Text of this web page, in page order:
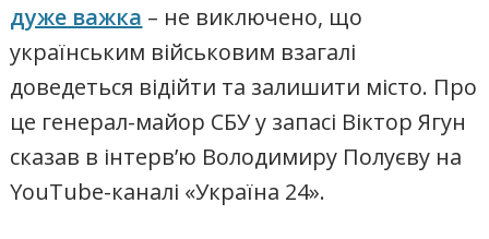
дуже важка – не виключено, що
українським військовим взагалі
доведеться відійти та залишити місто. Про
це генерал-майор СБУ у запасі Віктор Ягун
сказав в інтерв’ю Володимиру Полуєву на
YouTube-каналі «Україна 24».